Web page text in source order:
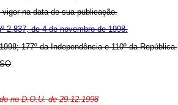
na data de sua publicação.
2.837, de 4 de novembro de 1998.
177º da Independência e 110º da República.
no D.O.U. de 29.12.1998